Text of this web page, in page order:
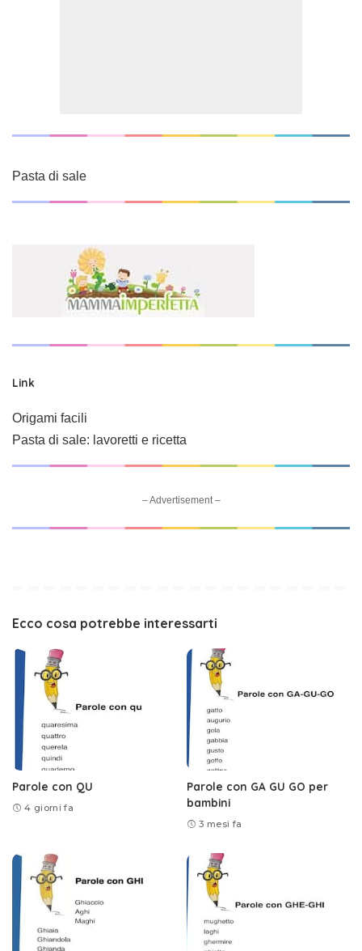
Pasta di sale
Link
Origami facili
Pasta di sale: lavoretti e ricetta
– Advertisement –
Ecco cosa potrebbe interessarti
Parole con QU
4 giorni fa
Parole con GA GU GO per
bambini
3 mesi fa